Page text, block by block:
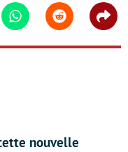
WhatsappReddit
nouvelle